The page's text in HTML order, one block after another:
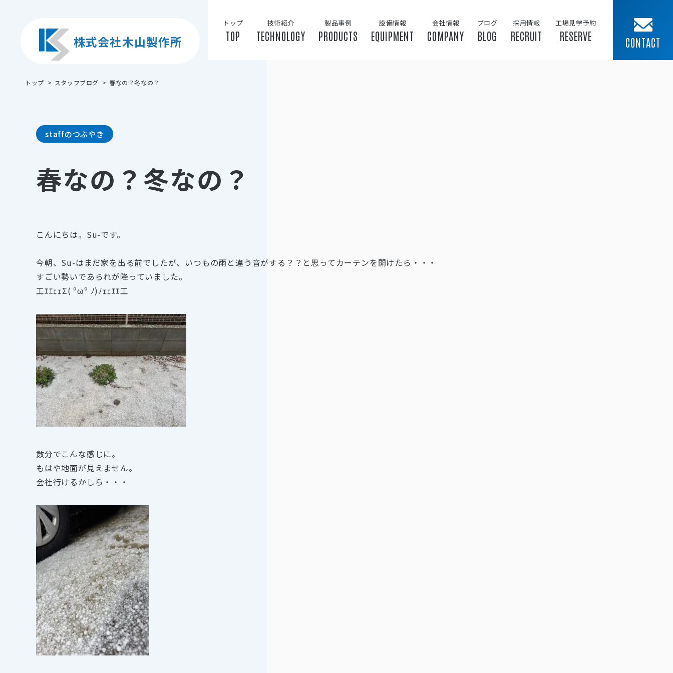
株式会社木山製作所
トップ
TOP
技術紹介
TECHNOLOGY
製品事例
PRODUCTS
設備情報
EQUIPMENT
会社情報
COMPANY
ブログ
BLOG
採用情報
RECRUIT
工場見学予約
RESERVE CONTACT
トップ スタッフブログ 春なの？冬なの？
staffのつぶやき
春なの？冬なの？
こんにちは。Su-です。
今朝、Su-はまだ家を出る前でしたが、いつもの雨と違う音がする？？と思ってカーテンを開けたら・・・
すごい勢いであられが降っていました。
工ｴｴｪｪΣ( ºωº ﾉ)ﾉｪｪｴｴ工
数分でこんな感じに。
もはや地面が見えません。
会社行けるかしら・・・